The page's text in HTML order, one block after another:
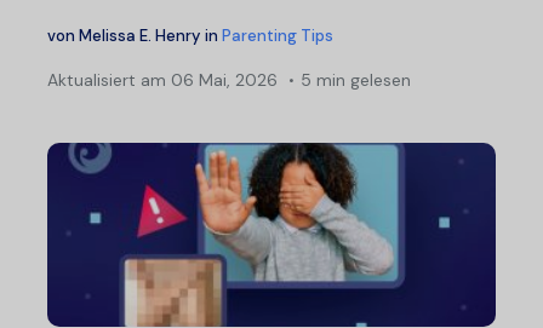
von Melissa E. Henry in Parenting Tips
Aktualisiert am 06 Mai, 2026 5 min gelesen